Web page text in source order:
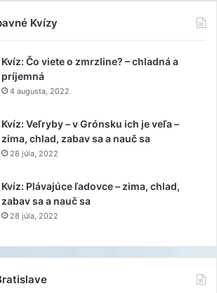
Kvízy
Kvíz: Čo viete o zmrzline? – chladná a
príjemná
4 augusta, 2022
Kvíz: Veľryby – v Grónsku ich je veľa –
zima, chlad, zabav sa a nauč sa
28 júla, 2022
Kvíz: Plávajúce ľadovce – zima, chlad,
zabav sa a nauč sa
28 júla, 2022